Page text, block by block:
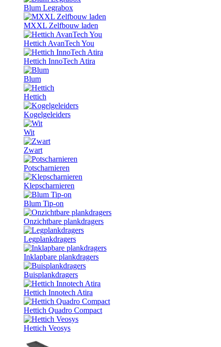
Blum Legrabox
MXXL Zelfbouw laden
Hettich AvanTech You
Hettich InnoTech Atira
Blum
Hettich
Kogelgeleiders
Wit
Zwart
Potscharnieren
Klepscharnieren
Blum Tip-on
Onzichtbare plankdragers
Legplankdragers
Inklapbare plankdragers
Buisplankdragers
Hettich Innotech Atira
Hettich Quadro Compact
Hettich Veosys